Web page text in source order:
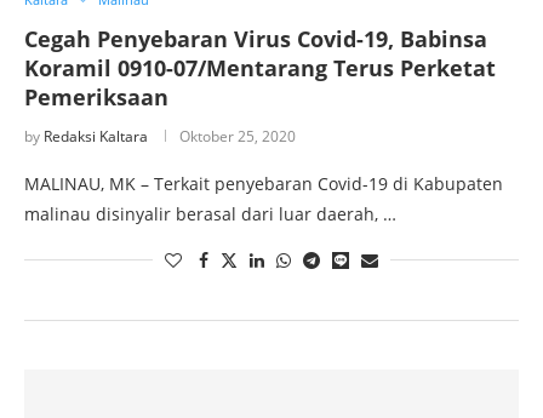
Cegah Penyebaran Virus Covid-19, Babinsa
Koramil 0910-07/Mentarang Terus Perketat
Pemeriksaan
by Redaksi Kaltara Oktober 25, 2020
MALINAU, MK – Terkait penyebaran Covid-19 di Kabupaten
malinau disinyalir berasal dari luar daerah, …